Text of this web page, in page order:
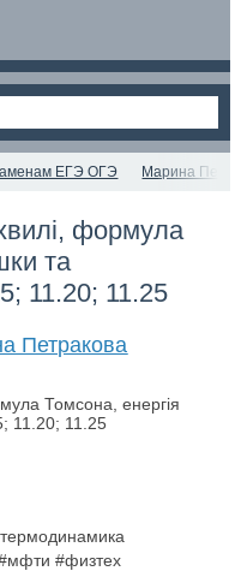
ЕГЭ ОГЭ Марина
формула
та
11.20; 11.25
Петракова
#физтех